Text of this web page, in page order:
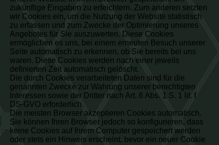
zukünftige Eingaben zu erleichtern. Zum anderen setzten
wir Cookies ein, um die Nutzung der Website statistisch
zu erfassen und zum Zwecke der Optimierung unseres
Angebotes für Sie auszuwerten. Diese Cookies
ermöglichen es uns, bei einem erneuten Besuch unserer
Seite automatisch zu erkennen, ob Sie bereits bei uns
waren. Diese Cookies werden nach einer jeweils
definierten Zeit automatisch gelöscht.
Die durch Cookies verarbeiteten Daten sind für die
genannten Zwecke zur Wahrung unserer berechtigten
Interessen sowie der Dritter nach Art. 6 Abs. 1 S. 1 lit. f
DS-GVO erforderlich.
Die meisten Browser akzeptieren Cookies automatisch.
Sie können Ihren Browser jedoch so konfigurieren, dass
keine Cookies auf Ihrem Computer gespeichert werden
oder stets ein Hinweis erscheint, bevor ein neuer Cookie